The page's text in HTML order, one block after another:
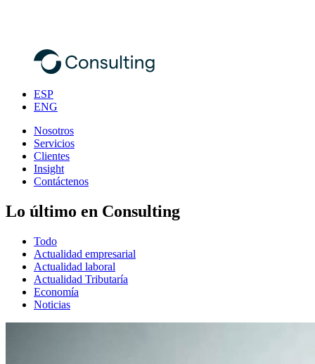
ESP
ENG
Nosotros
Servicios
Clientes
Insight
Contáctenos
Lo último en Consulting
Todo
Actualidad empresarial
Actualidad laboral
Actualidad Tributaría
Economía
Noticias